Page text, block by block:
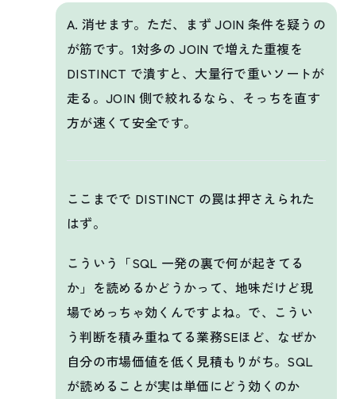
A. 消せます。ただ、まず JOIN 条件を疑うの
が筋です。1対多の JOIN で増えた重複を
DISTINCT で潰すと、大量行で重いソートが
走る。JOIN 側で絞れるなら、そっちを直す
方が速くて安全です。
ここまでで DISTINCT の罠は押さえられた
はず。
こういう「SQL 一発の裏で何が起きてる
か」を読めるかどうかって、地味だけど現
場でめっちゃ効くんですよね。で、こうい
う判断を積み重ねてる業務SEほど、なぜか
自分の市場価値を低く見積もりがち。SQL
が読めることが実は単価にどう効くのか